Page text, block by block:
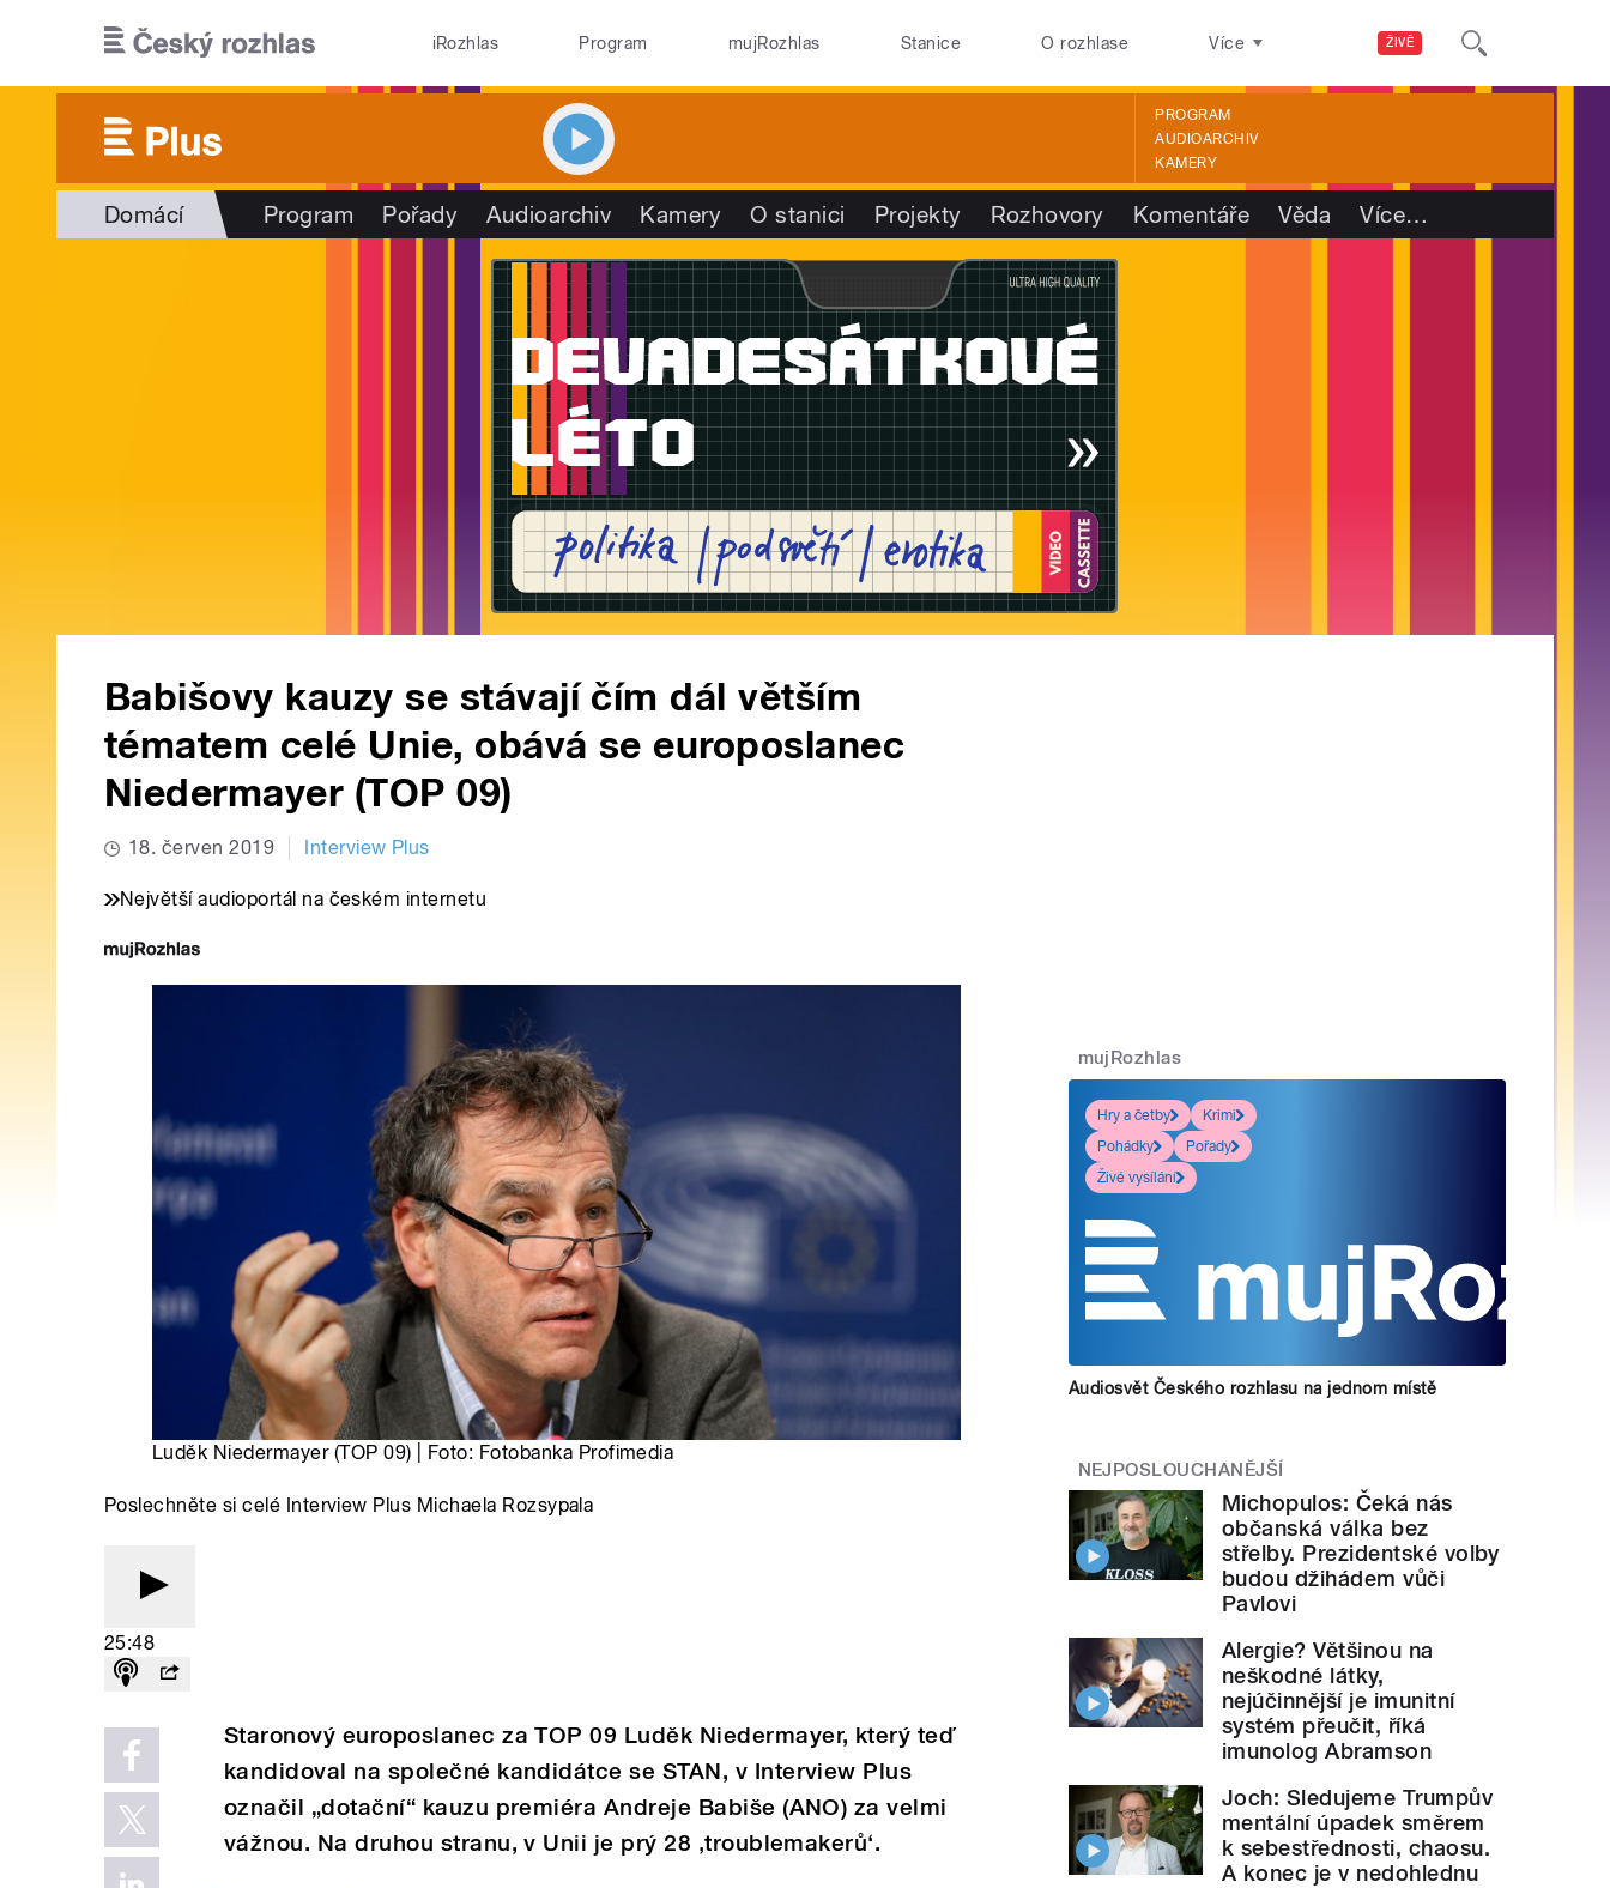
ŽIVĚ
iRozhlas Program mujRozhlas Stanice O rozhlase Více
PROGRAM
AUDIOARCHIV
KAMERY
Domácí Program Pořady Audioarchiv Kamery O stanici Projekty Rozhovory Komentáře Věda Více…
Babišovy kauzy se stávají čím dál větším
tématem celé Unie, obává se europoslanec
Niedermayer (TOP 09)
18. červen 2019 Interview Plus
Největší audioportál na českém internetu
Luděk Niedermayer (TOP 09) | Foto: Fotobanka Profimedia
Poslechněte si celé Interview Plus Michaela Rozsypala
25:48
Staronový europoslanec za TOP 09 Luděk Niedermayer, který teď
kandidoval na společné kandidátce se STAN, v Interview Plus
označil „dotační“ kauzu premiéra Andreje Babiše (ANO) za velmi
vážnou. Na druhou stranu, v Unii je prý 28 ‚troublemakerů‘.
mujRozhlas
Hry a četby
Krimi
Pohádky
Pořady
Živé vysílání
Audiosvět Českého rozhlasu na jednom místě
NEJPOSLOUCHANĚJŠÍ
Michopulos: Čeká nás
občanská válka bez
střelby. Prezidentské volby
budou džihádem vůči
Pavlovi
Alergie? Většinou na
neškodné látky,
nejúčinnější je imunitní
systém přeučit, říká
imunolog Abramson
Joch: Sledujeme Trumpův
mentální úpadek směrem
k sebestřednosti, chaosu.
A konec je v nedohlednu